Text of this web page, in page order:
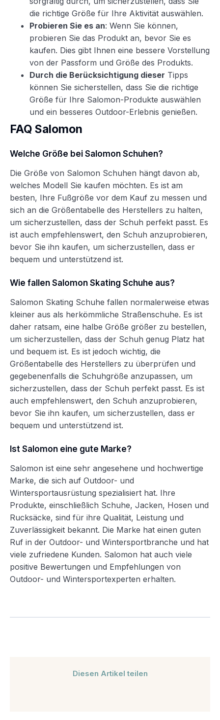
die richtige Größe für Ihre Aktivität auswählen.
Probieren Sie es an: Wenn Sie können,
probieren Sie das Produkt an, bevor Sie es
kaufen. Dies gibt Ihnen eine bessere Vorstellung
von der Passform und Größe des Produkts.
Durch die Berücksichtigung dieser Tipps
können Sie sicherstellen, dass Sie die richtige
Größe für Ihre Salomon-Produkte auswählen
und ein besseres Outdoor-Erlebnis genießen.
FAQ Salomon
Welche Größe bei Salomon Schuhen?
Die Größe von Salomon Schuhen hängt davon ab,
welches Modell Sie kaufen möchten. Es ist am
besten, Ihre Fußgröße vor dem Kauf zu messen und
sich an die Größentabelle des Herstellers zu halten,
um sicherzustellen, dass der Schuh perfekt passt. Es
ist auch empfehlenswert, den Schuh anzuprobieren,
bevor Sie ihn kaufen, um sicherzustellen, dass er
bequem und unterstützend ist.
Wie fallen Salomon Skating Schuhe aus?
Salomon Skating Schuhe fallen normalerweise etwas
kleiner aus als herkömmliche Straßenschuhe. Es ist
daher ratsam, eine halbe Größe größer zu bestellen,
um sicherzustellen, dass der Schuh genug Platz hat
und bequem ist. Es ist jedoch wichtig, die
Größentabelle des Herstellers zu überprüfen und
gegebenenfalls die Schuhgröße anzupassen, um
sicherzustellen, dass der Schuh perfekt passt. Es ist
auch empfehlenswert, den Schuh anzuprobieren,
bevor Sie ihn kaufen, um sicherzustellen, dass er
bequem und unterstützend ist.
Ist Salomon eine gute Marke?
Salomon ist eine sehr angesehene und hochwertige
Marke, die sich auf Outdoor- und
Wintersportausrüstung spezialisiert hat. Ihre
Produkte, einschließlich Schuhe, Jacken, Hosen und
Rucksäcke, sind für ihre Qualität, Leistung und
Zuverlässigkeit bekannt. Die Marke hat einen guten
Ruf in der Outdoor- und Wintersportbranche und hat
viele zufriedene Kunden. Salomon hat auch viele
positive Bewertungen und Empfehlungen von
Outdoor- und Wintersportexperten erhalten.
Diesen Artikel teilen